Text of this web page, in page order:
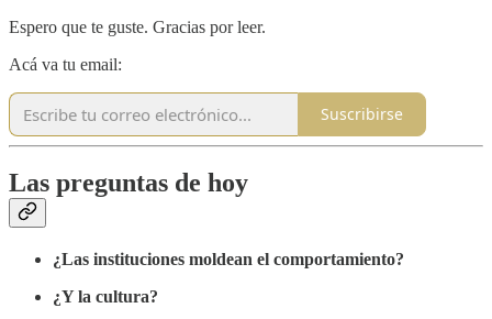
Espero que te guste. Gracias por leer.
Acá va tu email:
Suscribirse
Las preguntas de hoy
¿Las instituciones moldean el comportamiento?
¿Y la cultura?